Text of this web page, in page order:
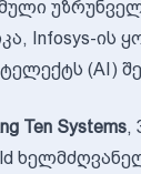
Infosys-ის
(AI)
Ten Systems,